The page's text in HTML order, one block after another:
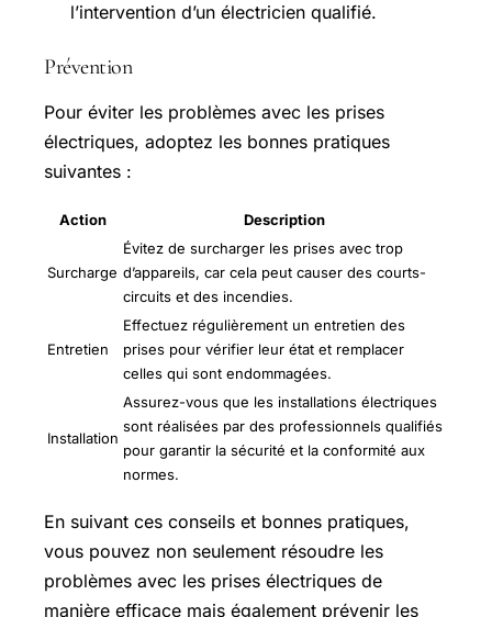
l’intervention d’un électricien qualifié.
Prévention
Pour éviter les problèmes avec les prises
électriques, adoptez les bonnes pratiques
suivantes :
Action Description
Surcharge
Évitez de surcharger les prises avec trop
d’appareils, car cela peut causer des courts-
circuits et des incendies.
Entretien
Effectuez régulièrement un entretien des
prises pour vérifier leur état et remplacer
celles qui sont endommagées.
Installation
Assurez-vous que les installations électriques
sont réalisées par des professionnels qualifiés
pour garantir la sécurité et la conformité aux
normes.
En suivant ces conseils et bonnes pratiques,
vous pouvez non seulement résoudre les
problèmes avec les prises électriques de
manière efficace mais également prévenir les